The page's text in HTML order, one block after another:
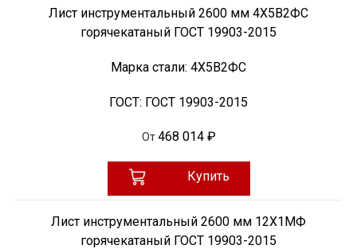
Лист инструментальный 2600 мм 4Х5В2ФС
горячекатаный ГОСТ 19903-2015
Марка стали: 4Х5В2ФС
ГОСТ: ГОСТ 19903-2015
От 468 014 ₽
Купить
Лист инструментальный 2600 мм 12Х1МФ
горячекатаный ГОСТ 19903-2015